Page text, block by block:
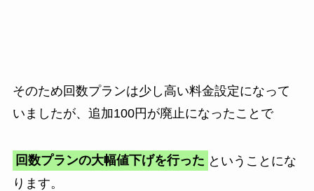
そのため回数プランは少し高い料金設定になって
いましたが、追加100円が廃止になったことで
回数プランの大幅値下げを行った ということにな
ります。